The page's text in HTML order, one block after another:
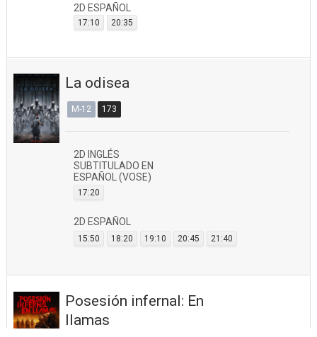
2D ESPAÑOL
17:10 20:35
La odisea
M-12 173
2D INGLÉS
SUBTITULADO EN
ESPAÑOL (VOSE)
17:20
2D ESPAÑOL
15:50 18:20 19:10 20:45 21:40
Posesión infernal: En
llamas